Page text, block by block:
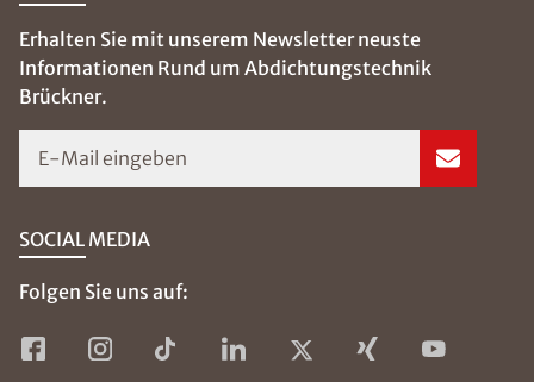
Erhalten Sie mit unserem Newsletter neuste
Informationen Rund um Abdichtungstechnik
Brückner.
E-Mail eingeben
SOCIAL MEDIA
Folgen Sie uns auf: